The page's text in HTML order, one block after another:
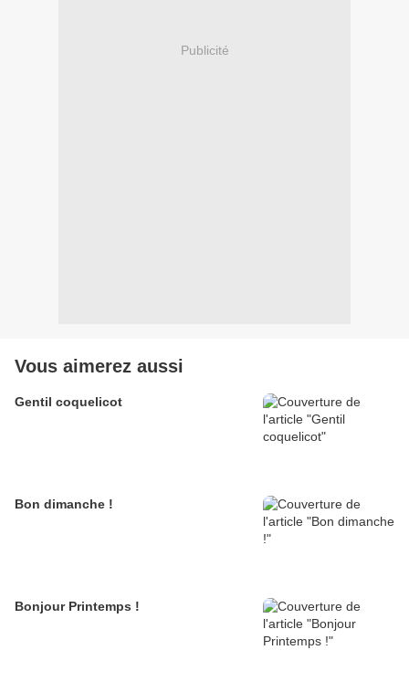
Publicité
Vous aimerez aussi
Gentil coquelicot
Bon dimanche !
Bonjour Printemps !